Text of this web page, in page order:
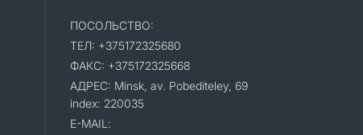
ПОСОЛЬСТВО:
ТЕЛ: +375172325680
ФАКС: +375172325668
АДРЕС: Minsk, av. Pobediteley, 69
index: 220035
E-MAIL: